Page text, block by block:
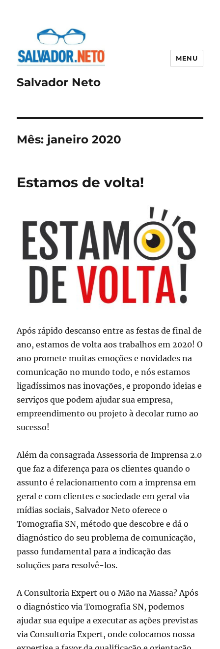
Salvador Neto
MENU
Mês: janeiro 2020
Estamos de volta!
Após rápido descanso entre as festas de final de
ano, estamos de volta aos trabalhos em 2020! O
ano promete muitas emoções e novidades na
comunicação no mundo todo, e nós estamos
ligadíssimos nas inovações, e propondo ideias e
serviços que podem ajudar sua empresa,
empreendimento ou projeto à decolar rumo ao
sucesso!
Além da consagrada Assessoria de Imprensa 2.0
que faz a diferença para os clientes quando o
assunto é relacionamento com a imprensa em
geral e com clientes e sociedade em geral via
mídias sociais, Salvador Neto oferece o
Tomografia SN, método que descobre e dá o
diagnóstico do seu problema de comunicação,
passo fundamental para a indicação das
soluções para resolvê-los.
A Consultoria Expert ou o Mão na Massa? Após
o diagnóstico via Tomografia SN, podemos
ajudar sua equipe a executar as ações previstas
via Consultoria Expert, onde colocamos nossa